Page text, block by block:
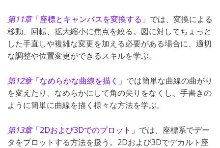
第11章「座標とキャンバスを変換する」 では、変換による
移動、回転、拡大縮小に焦点を絞る。図に対してちょっと
した手直しや複雑な変更を加える必要がある場合に、適切
な調整や位置変更ができるスキルを学ぶ。
第12章「なめらかな曲線を描く」 では簡単な曲線の曲がり
を変えたり、なめらかにして角の尖りをなくし、手書きの
ように簡単に曲線を描く様々な方法を学ぶ。
第13章「2Dおよび3Dでのプロット」 では、座標系でデー
タをプロットする方法を扱う。2Dおよび3Dでデカルト座